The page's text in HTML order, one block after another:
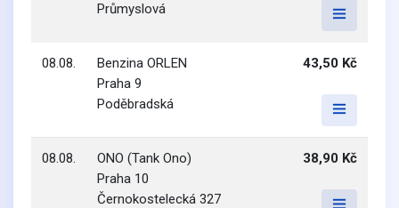
Průmyslová
08.08.
Benzina ORLEN
Praha 9
Poděbradská
43,50 Kč
08.08.
ONO (Tank Ono)
Praha 10
Černokostelecká 327
38,90 Kč